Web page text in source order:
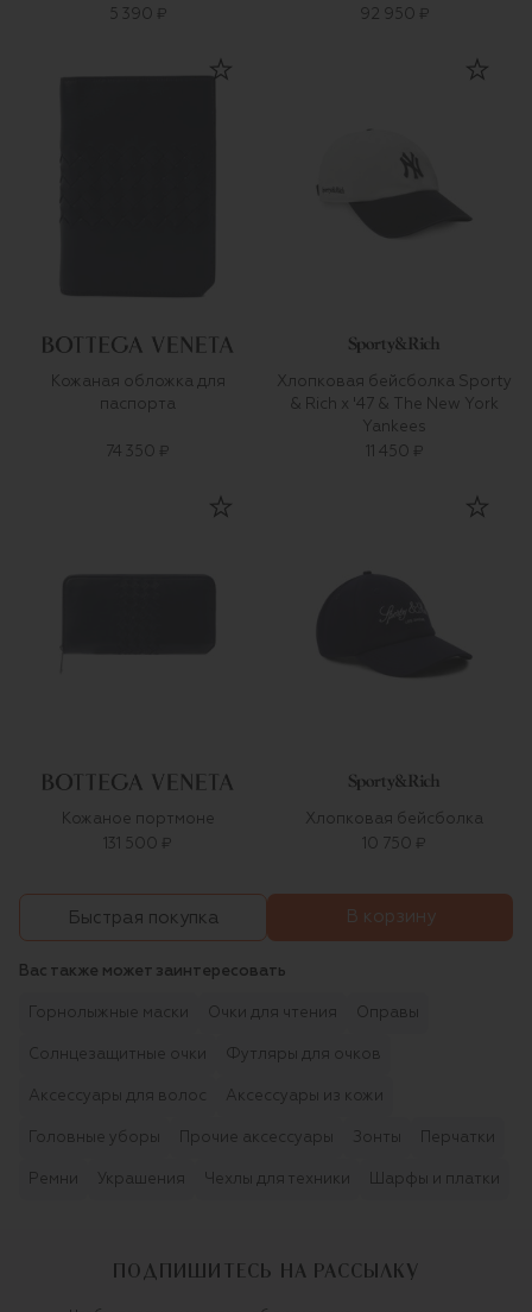
5 390 ₽
92 950 ₽
Кожаная обложка для
паспорта
74 350 ₽
Хлопковая бейсболка Sporty
& Rich x '47 & The New York
Yankees
11 450 ₽
Кожаное портмоне
131 500 ₽
Хлопковая бейсболка
10 750 ₽
Быстрая покупка В корзину
Вас также может заинтересовать
Горнолыжные маски Очки для чтения Оправы
Солнцезащитные очки Футляры для очков
Аксессуары для волос Аксессуары из кожи
Головные уборы Прочие аксессуары Зонты Перчатки
Ремни Украшения Чехлы для техники Шарфы и платки
ПОДПИШИТЕСЬ НА РАССЫЛКУ